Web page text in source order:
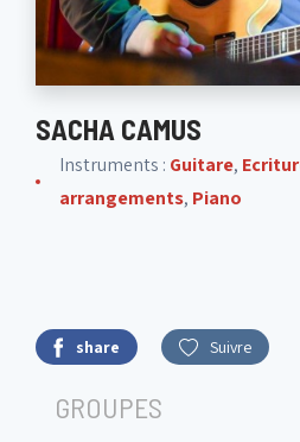
SACHA CAMUS
Instruments : Guitare,
arrangements, Piano
share Suivre
GROUPES